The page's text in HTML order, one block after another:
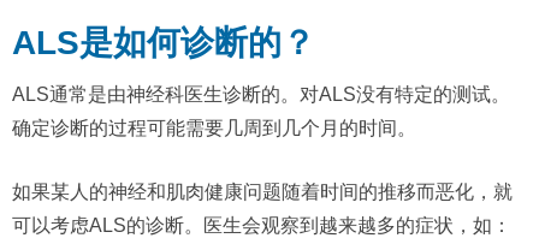
ALS是如何诊断的？
ALS通常是由神经科医生诊断的。对ALS没有特定的测试。
确定诊断的过程可能需要几周到几个月的时间。
如果某人的神经和肌肉健康问题随着时间的推移而恶化，就
可以考虑ALS的诊断。医生会观察到越来越多的症状，如：